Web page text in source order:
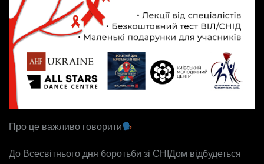
Про це важливо говорити
До Всесвітнього дня боротьби зі СНІДом відбудеться